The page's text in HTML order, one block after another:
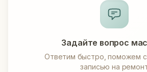
Задайте вопрос
Ответим быстро, поможем с
записью на